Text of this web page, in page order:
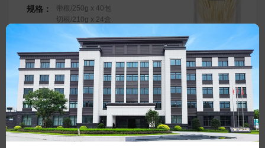
规格：
带根/250g x 40包
切根/210g x 24盒
蟹味菇
蟹味菇味比平菇鲜、肉比滑菇厚、质比香菇韧、
口感佳。
规格： 带根/125g x 48包 纸箱
带根/150g x 40包 泡沫箱